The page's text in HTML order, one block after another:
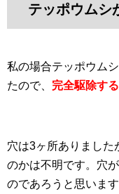
テッポウムシ
私の場合テッポウム
たので、 完全駆除す
穴は3ヶ所ありました
のかは不明です。穴
のであろうと思います